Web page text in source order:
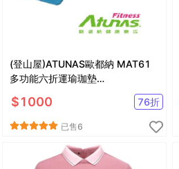
(登山屋)ATUNAS歐都納 MAT61
多功能六折運瑜珈墊
$1000 76折
已售6